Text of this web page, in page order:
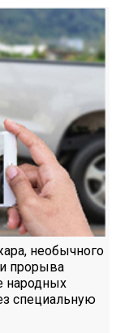
необычного
прорыва
народных
специальную